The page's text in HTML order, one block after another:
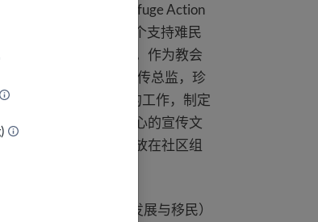
动基金"（Voice for Refuge Action
501(c)4 组织，是首个支持难民
州和国家公职的组织。作为教会
（CWS）的政策和宣传总监，珍
的民选官员联系起来的工作，制定
了以华盛顿特区为中心的宣传文
中心位置，并将重点放在社区组
硕士学位（主修国际发展与移民）